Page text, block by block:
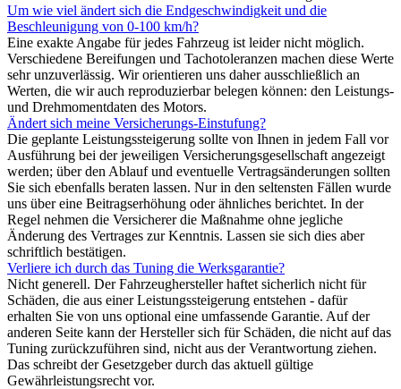
Um wie viel ändert sich die Endgeschwindigkeit und die
Beschleunigung von 0-100 km/h?
Eine exakte Angabe für jedes Fahrzeug ist leider nicht möglich.
Verschiedene Bereifungen und Tachotoleranzen machen diese Werte
sehr unzuverlässig. Wir orientieren uns daher ausschließlich an
Werten, die wir auch reproduzierbar belegen können: den Leistungs-
und Drehmomentdaten des Motors.
Ändert sich meine Versicherungs-Einstufung?
Die geplante Leistungssteigerung sollte von Ihnen in jedem Fall vor
Ausführung bei der jeweiligen Versicherungsgesellschaft angezeigt
werden; über den Ablauf und eventuelle Vertragsänderungen sollten
Sie sich ebenfalls beraten lassen. Nur in den seltensten Fällen wurde
uns über eine Beitragserhöhung oder ähnliches berichtet. In der
Regel nehmen die Versicherer die Maßnahme ohne jegliche
Änderung des Vertrages zur Kenntnis. Lassen sie sich dies aber
schriftlich bestätigen.
Verliere ich durch das Tuning die Werksgarantie?
Nicht generell. Der Fahrzeughersteller haftet sicherlich nicht für
Schäden, die aus einer Leistungssteigerung entstehen - dafür
erhalten Sie von uns optional eine umfassende Garantie. Auf der
anderen Seite kann der Hersteller sich für Schäden, die nicht auf das
Tuning zurückzuführen sind, nicht aus der Verantwortung ziehen.
Das schreibt der Gesetzgeber durch das aktuell gültige
Gewährleistungsrecht vor.